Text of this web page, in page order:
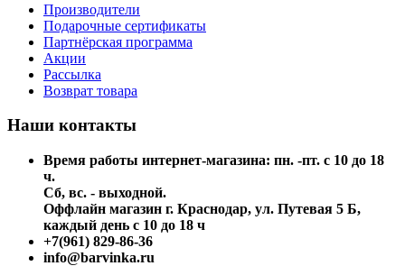
Производители
Подарочные сертификаты
Партнёрская программа
Акции
Рассылка
Возврат товара
Наши контакты
Время работы интернет-магазина: пн. -пт. с 10 до 18
ч.
Сб, вс. - выходной.
Оффлайн магазин г. Краснодар, ул. Путевая 5 Б,
каждый день с 10 до 18 ч
+7(961) 829-86-36
info@barvinka.ru